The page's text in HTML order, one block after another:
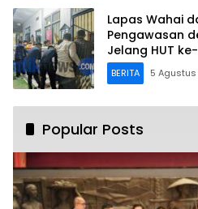
Lapas Wahai
Pengawasan
Jelang HUT ke-
BERITA 5
Popular Posts